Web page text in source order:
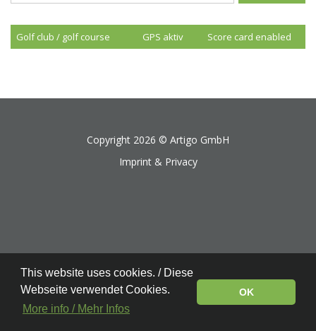
Golf club / golf course GPS aktiv Score card enabled
Copyright 2026 © Artigo GmbH
Imprint & Privacy
This website uses cookies. / Diese
Webseite verwendet Cookies.
More info / Mehr Infos
OK